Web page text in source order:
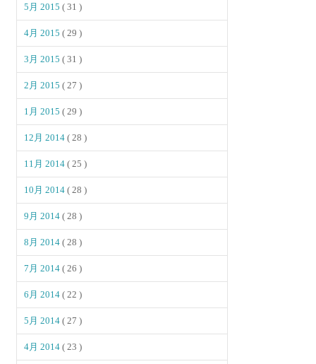
5月 2015( 31 )
4月 2015( 29 )
3月 2015( 31 )
2月 2015( 27 )
1月 2015( 29 )
12月 2014( 28 )
11月 2014( 25 )
10月 2014( 28 )
9月 2014( 28 )
8月 2014( 28 )
7月 2014( 26 )
6月 2014( 22 )
5月 2014( 27 )
4月 2014( 23 )